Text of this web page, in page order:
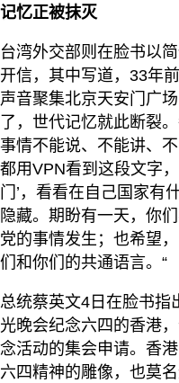
记忆正被抹灭
台湾外交部则在脸书以
开信，其中写道，33年
声音聚集北京天安门广
了，世代记忆就此断裂
事情不能说、不能讲、
都用VPN看到这段文字
门’，看看在自己国家有
隐藏。期盼有一天，你
党的事情发生；也希望
们和你们的共通语言。“
总统蔡英文4日在脸书指
光晚会纪念六四的香港
念活动的集会申请。香
六四精神的雕像，也莫